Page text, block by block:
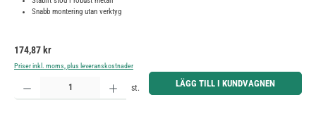
Snabb montering utan verktyg
Ordinarie pris:
174,87 kr
Priser inkl. moms, plus leveranskostnader
Produktkvantitet: Ange önskat belopp eller använd knapparna för att öka eller minska kvantiteten.
st. LÄGG TILL I KUNDVAGNEN